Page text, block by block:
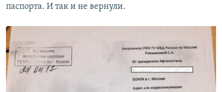
паспорта. И так и не вернули.